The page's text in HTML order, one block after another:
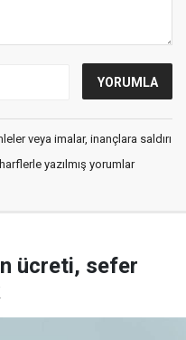
veya imalar, inançlara saldırı
yazılmış yorumlar
ücreti, sefer